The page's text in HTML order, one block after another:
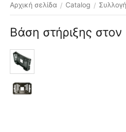
Αρχική σελίδα / Catalog /
Βάση στήριξης